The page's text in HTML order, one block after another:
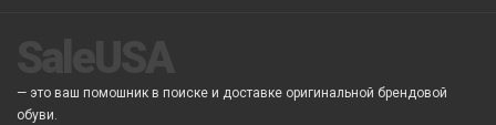
— это ваш помошник в поиске и доставке оригинальной брендовой
обуви.